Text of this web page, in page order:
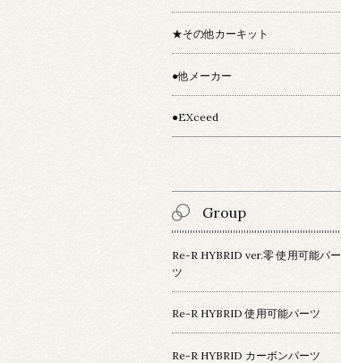
★その他カーキット
●他メーカー
●EXceed
Group
Re-R HYBRID ver.零 使用可能パー
ツ
Re-R HYBRID 使用可能パーツ
Re-R HYBRID カーボンパーツ